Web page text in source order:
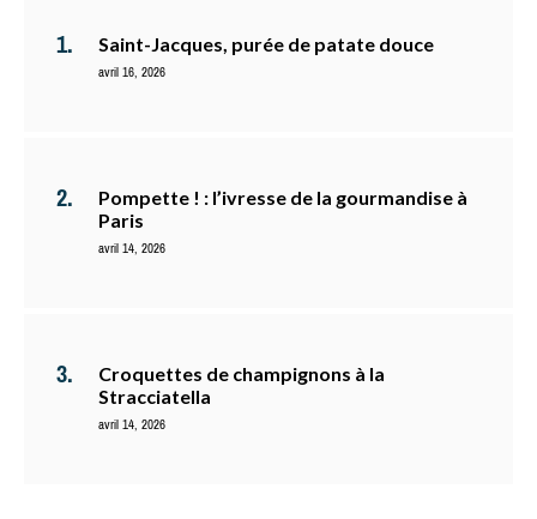
Saint-Jacques, purée de patate douce
avril 16, 2026
Pompette ! : l’ivresse de la gourmandise à
Paris
avril 14, 2026
Croquettes de champignons à la
Stracciatella
avril 14, 2026